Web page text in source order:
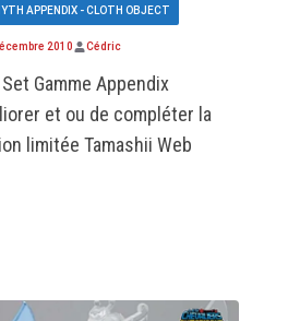
APPENDIX - CLOTH OBJECT
2010 Cédric
Gamme Appendix
et ou de compléter la
limitée Tamashii Web